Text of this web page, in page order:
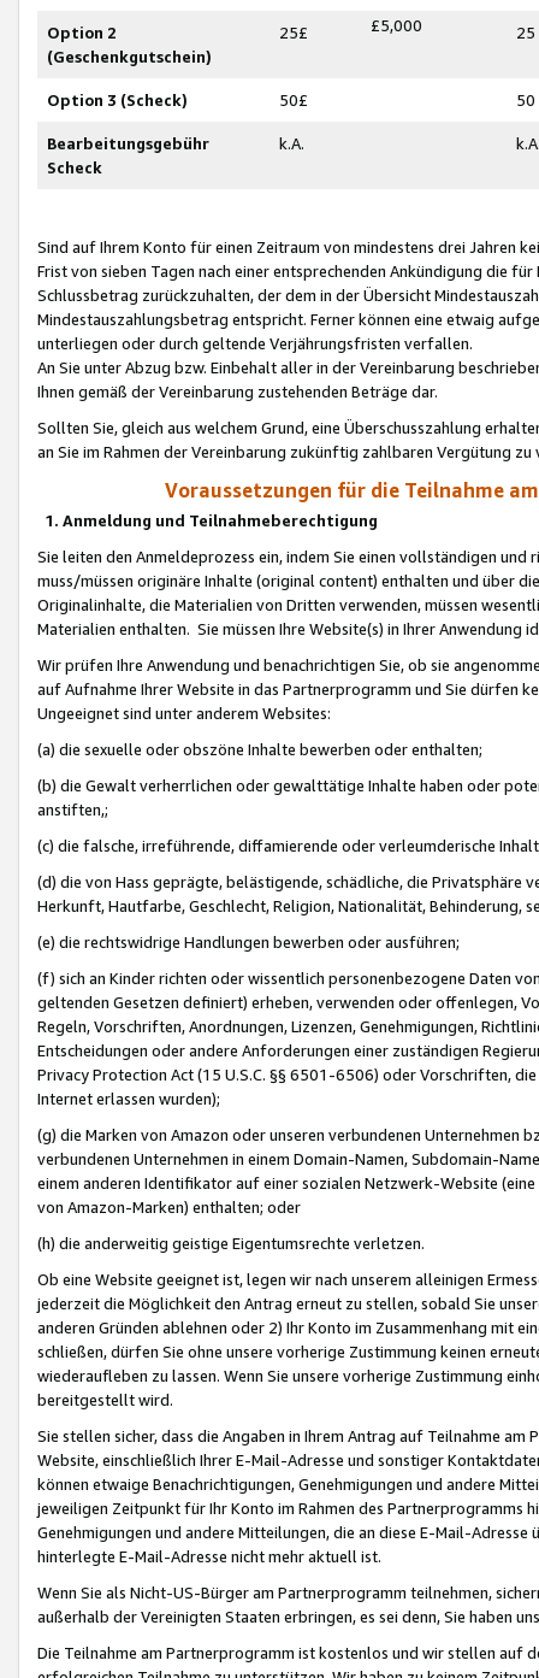
Option 2
(Geschenkgutschein)
25£ £5,000 25
Option 3 (Scheck) 50£ 50
Bearbeitungsgebühr
Scheck
k.A.
Sind auf Ihrem Konto für einen Zeitraum von mindestens drei Jahren
Frist von sieben Tagen nach einer entsprechenden Ankündigung die
Schlussbetrag zurückzuhalten, der dem in der Übersicht
Mindestauszahlungsbetrag entspricht. Ferner können eine etwaig
unterliegen oder durch geltende Verjährungsfristen verfallen.
An Sie unter Abzug bzw. Einbehalt aller in der Vereinbarung
Ihnen gemäß der Vereinbarung zustehenden Beträge dar.
Sollten Sie, gleich aus welchem Grund, eine Überschusszahlung
an Sie im Rahmen der Vereinbarung zukünftig zahlbaren Vergütung zu
Voraussetzungen für die Teilnahme
1. Anmeldung und Teilnahmeberechtigung
Sie leiten den Anmeldeprozess ein, indem Sie einen vollständigen
muss/müssen originäre Inhalte (original content) enthalten und über
Originalinhalte, die Materialien von Dritten verwenden, müssen
Materialien enthalten. Sie müssen Ihre Website(s) in Ihrer Anwendung
Wir prüfen Ihre Anwendung und benachrichtigen Sie, ob sie
auf Aufnahme Ihrer Website in das Partnerprogramm und Sie dürfen
Ungeeignet sind unter anderem Websites:
(a) die sexuelle oder obszöne Inhalte bewerben oder enthalten;
(b) die Gewalt verherrlichen oder gewalttätige Inhalte haben oder
anstiften,;
(c) die falsche, irreführende, diffamierende oder verleumderische
(d) die von Hass geprägte, belästigende, schädliche, die Privatsphäre
Herkunft, Hautfarbe, Geschlecht, Religion, Nationalität, Behinderung,
(e) die rechtswidrige Handlungen bewerben oder ausführen;
(f) sich an Kinder richten oder wissentlich personenbezogene Daten
geltenden Gesetzen definiert) erheben, verwenden oder offenlegen,
Regeln, Vorschriften, Anordnungen, Lizenzen, Genehmigungen,
Entscheidungen oder andere Anforderungen einer zuständigen
Privacy Protection Act (15 U.S.C. §§ 6501-6506) oder Vorschriften,
Internet erlassen wurden);
(g) die Marken von Amazon oder unseren verbundenen Unternehmen
verbundenen Unternehmen in einem Domain-Namen, Subdomain-
einem anderen Identifikator auf einer sozialen Netzwerk-Website
von Amazon-Marken) enthalten; oder
(h) die anderweitig geistige Eigentumsrechte verletzen.
Ob eine Website geeignet ist, legen wir nach unserem alleinigen
jederzeit die Möglichkeit den Antrag erneut zu stellen, sobald Sie
anderen Gründen ablehnen oder 2) Ihr Konto im Zusammenhang mit
schließen, dürfen Sie ohne unsere vorherige Zustimmung keinen
wiederaufleben zu lassen. Wenn Sie unsere vorherige Zustimmung
bereitgestellt wird.
Sie stellen sicher, dass die Angaben in Ihrem Antrag auf Teilnahme
Website, einschließlich Ihrer E-Mail-Adresse und sonstiger
können etwaige Benachrichtigungen, Genehmigungen und andere
jeweiligen Zeitpunkt für Ihr Konto im Rahmen des Partnerprogramms
Genehmigungen und andere Mitteilungen, die an diese E-Mail-
hinterlegte E-Mail-Adresse nicht mehr aktuell ist.
Wenn Sie als Nicht-US-Bürger am Partnerprogramm teilnehmen,
außerhalb der Vereinigten Staaten erbringen, es sei denn, Sie haben
Die Teilnahme am Partnerprogramm ist kostenlos und wir stellen auf